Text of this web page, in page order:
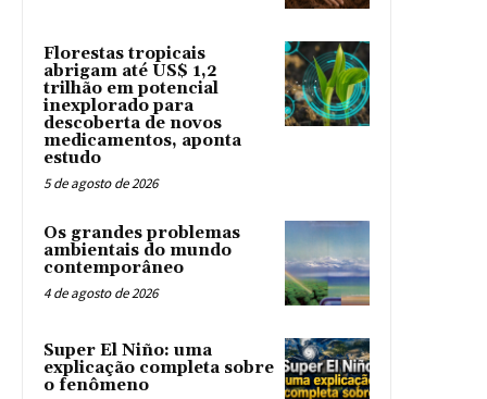
Florestas tropicais
abrigam até US$ 1,2
trilhão em potencial
inexplorado para
descoberta de novos
medicamentos, aponta
estudo
5 de agosto de 2026
Os grandes problemas
ambientais do mundo
contemporâneo
4 de agosto de 2026
Super El Niño: uma
explicação completa sobre
o fenômeno